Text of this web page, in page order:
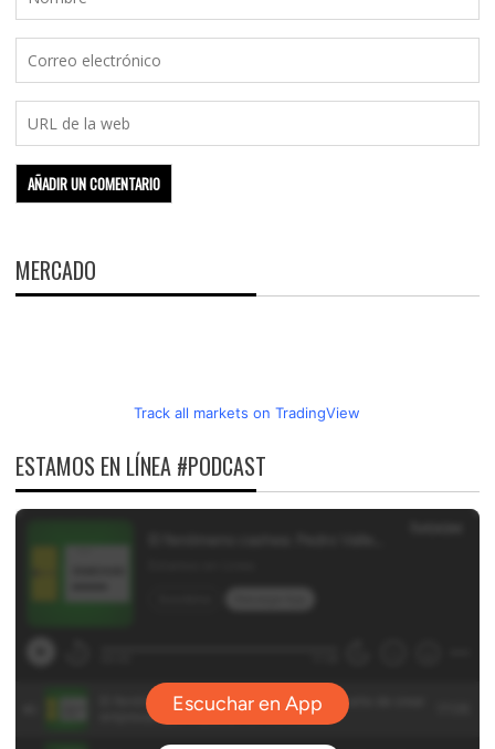
MERCADO
Track all markets on TradingView
ESTAMOS EN LÍNEA #PODCAST